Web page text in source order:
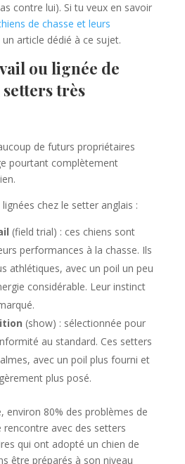
contre lui). Si tu veux en savoir
de chasse et leurs
un article dédié à ce sujet.
ou lignée de
très
de futurs propriétaires
pourtant complètement
chez le setter anglais :
(field trial) : ces chiens sont
performances à la chasse. Ils
athlétiques, avec un poil un peu
considérable. Leur instinct
(show) : sélectionnée pour
au standard. Ces setters
avec un poil plus fourni et
plus posé.
environ 80% des problèmes de
avec des setters
qui ont adopté un chien de
être préparés à son niveau